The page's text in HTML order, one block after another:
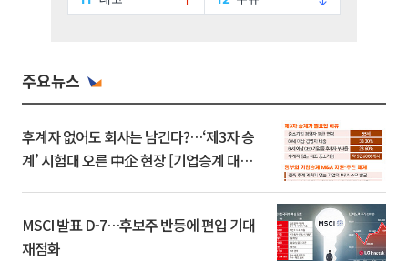
주요뉴스
후계자 없어도 회사는 남긴다?…‘제3자 승
계’ 시험대 오른 中企 현장 [기업승계 대전
MSCI 발표 D-7…후보주 반등에 편입 기대
재점화